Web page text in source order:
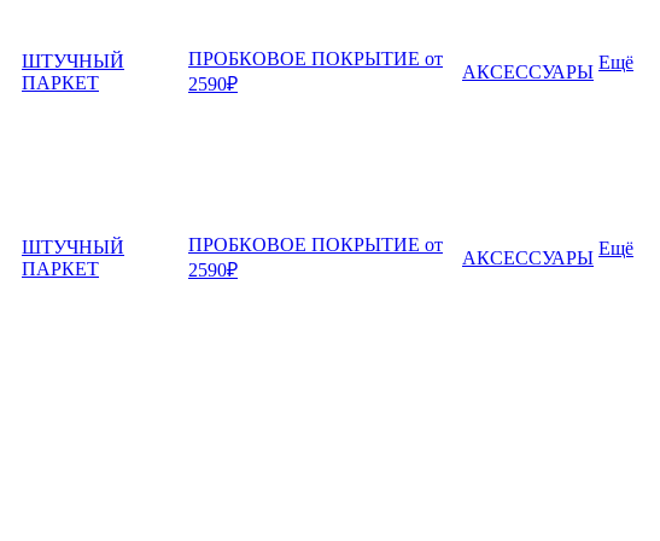
ШТУЧНЫЙ
ПАРКЕТ
ПРОБКОВОЕ ПОКРЫТИЕ от
2590₽
АКСЕССУАРЫ Ещё
ШТУЧНЫЙ
ПАРКЕТ
ПРОБКОВОЕ ПОКРЫТИЕ от
2590₽
АКСЕССУАРЫ Ещё